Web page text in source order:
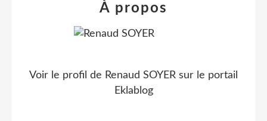
À propos
Voir le profil de Renaud SOYER sur le portail
Eklablog